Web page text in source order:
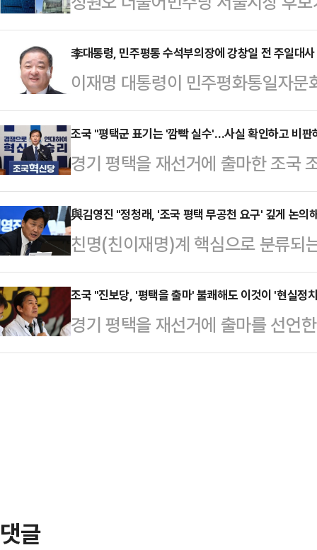
도 시정조치 되지 않았던 도이치모
원의 문제제기 직후 철거된 것으로
청이 현장조사를 실시해 도이치모
했고, 한 달도 채 되지 않아 간판이
르면 성동구청은 지난달 24일 서울
옥에 부착된 위반 광고물에 대한
일 도이치모터스에 '불법…
李대통령, 민주평통 수석부의장에 강창일 전 주일대
이재명 대통령이 민주평화통일자
임명했다.이규연 청와대 홍보소통
은 인선을 발표했다.이 수석은 수
회의원으로 근대사에 대한 깊은 이
지속적으로 추진해 온 국가 원로"
통해 쌓은 외교적 경륜을 통일 담론
적임자"라고 했다.이 대통령은 또
원에는 김귀옥 한성대 교수를…
조국 "평택군 표기는 '깜빡 실수'…사실 확인하고 비판
경기 평택을 재선거에 출마한 조국
군'으로 표기한 것에 대해 "실수"라
이스북을 통해 "'평택 초보'이므로
서) 바로 정정한 오타를 거론해주
을 주시하고 있나 보다"라고 말했
역구에 현수막을 게시한 것과 관련
현수막을 걸었다"며 "극우 내란 정
가져주신 점 감사하…
與김영진 "정청래, '조국 평택 무공천 요구' 깊게 논의
친명(친이재명)계 핵심으로 분류되
을 등 민주당의 귀책 사유로 선거가
국 조국혁신당 대표의 요구에 대해
혔다.김영진 의원은 16일 SBS라디
민주당과 조국혁신당을 통합하자
조국 "진보당, '평택을 출마' 불쾌해도 이것이 '현실정
경기 평택을 재선거에 출마를 선언
"김재연 상임대표가 뛰는 것을 알
댓글